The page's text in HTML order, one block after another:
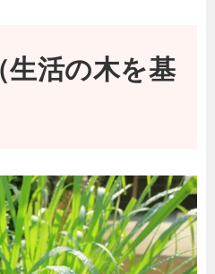
生活の木を基